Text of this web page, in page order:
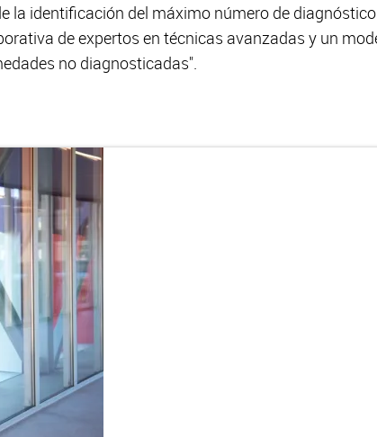
la identificación del máximo número de
de expertos en técnicas avanzadas y un
no diagnosticadas".